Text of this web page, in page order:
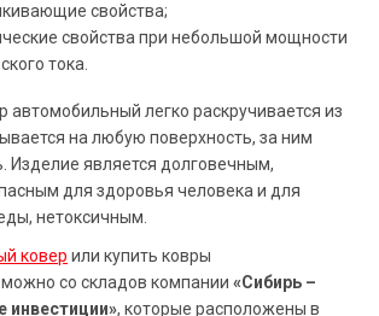
свойства;
свойства при небольшой мощности
тока.
автомобильный легко раскручивается из
на любую поверхность, за ним
Изделие является долговечным,
для здоровья человека и для
нетоксичным.
ковер или купить ковры
со складов компании «Сибирь –
, которые расположены в